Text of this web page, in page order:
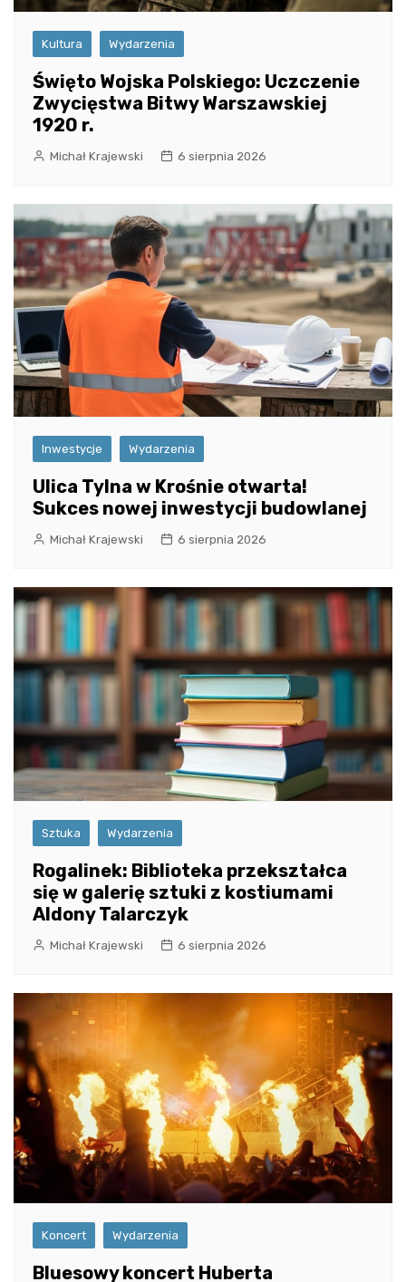
Kultura Wydarzenia
Święto Wojska Polskiego: Uczczenie
Zwycięstwa Bitwy Warszawskiej
1920 r.
Michał Krajewski 6 sierpnia 2026
Inwestycje Wydarzenia
Ulica Tylna w Krośnie otwarta!
Sukces nowej inwestycji budowlanej
Michał Krajewski 6 sierpnia 2026
Sztuka Wydarzenia
Rogalinek: Biblioteka przekształca
się w galerię sztuki z kostiumami
Aldony Talarczyk
Michał Krajewski 6 sierpnia 2026
Koncert Wydarzenia
Bluesowy koncert Huberta